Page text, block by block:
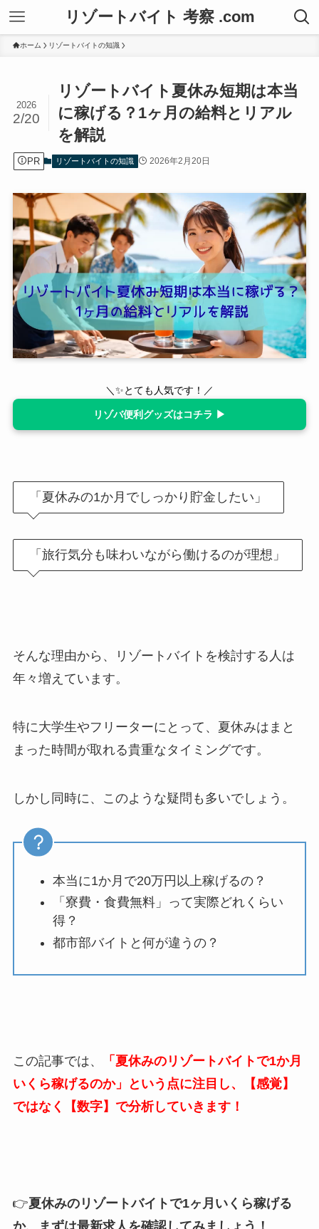
リゾートバイト 考察 .com
ホーム リゾートバイトの知識
リゾートバイト夏休み短期は本当
に稼げる？1ヶ月の給料とリアル
を解説
2026
2/20
PR リゾートバイトの知識 2026年2月20日
＼✨とても人気です！／
リゾバ便利グッズはコチラ ▶
「夏休みの1か月でしっかり貯金したい」
「旅行気分も味わいながら働けるのが理想」
そんな理由から、リゾートバイトを検討する人は
年々増えています。
特に大学生やフリーターにとって、夏休みはまと
まった時間が取れる貴重なタイミングです。
しかし同時に、このような疑問も多いでしょう。
本当に1か月で20万円以上稼げるの？
「寮費・食費無料」って実際どれくらい
得？
都市部バイトと何が違うの？
この記事では、
「夏休みのリゾートバイトで1か月
いくら稼げるのか」という点に注目し、【感覚】
ではなく【数字】で分析していきます！
👉夏休みのリゾートバイトで1ヶ月いくら稼げる
か、まずは最新求人を確認してみましょう！